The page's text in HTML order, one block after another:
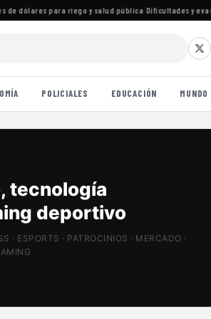
dólares para riego y salud pública·Dificultades y
POLICIALES EDUCACIÓN MUNDO
estadios
Tech
· ESPORTS · PATROCINIOS · MERCADO ·